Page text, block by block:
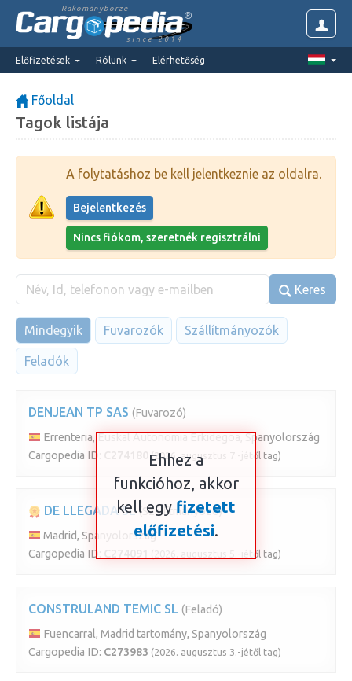
Rakománybörze
since 2014
Előfizetések Rólunk Elérhetőség
Főoldal
Tagok listája
A folytatáshoz be kell jelentkeznie az oldalra.
Bejelentkezés
Nincs fiókom, szeretnék regisztrálni
Keres
Mindegyik Fuvarozók Szállítmányozók
Feladók
DENJEAN TP SAS (Fuvarozó)
Errenteria, Euskal Autonomia Erkidegoa, Spanyolország
Cargopedia ID:
(2026. augusztus 7.-jétől tag)
DE LLEGADA SL (Szállítmányozó)
Madrid, Spanyolország
Cargopedia ID:
(2026. augusztus 5.-jétől tag)
CONSTRULAND TEMIC SL (Feladó)
Fuencarral, Madrid tartomány, Spanyolország
Cargopedia ID: C273983 (2026. augusztus 3.-jétől tag)
Ehhez a
funkcióhoz, akkor
kell egy fizetett
előfizetési.